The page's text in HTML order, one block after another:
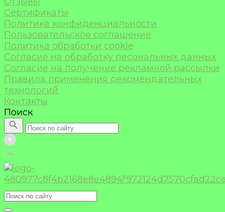
Сертификаты
Политика конфиденциальности
Пользовательское соглашение
Политика обработки cookie
Согласие на обработку песональных данных
Согласие на получение рекламной рассылки
Правила применения рекомендательных
технологий
Контакты
Поиск